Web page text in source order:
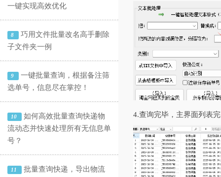
一键实现高效优化
8
巧用文件批量改名高手删除
子文件夹一例
9
一键批量查询，根据备注筛
选单号，信息尽在掌控！
10
如何高效批量查询快递物
流动态并快速处理所有无信息单
号？
11
批量查询快递，导出物流
4.查询完毕，主界面列表